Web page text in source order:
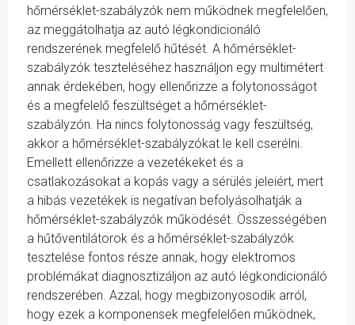
hőmérséklet-szabályzók nem működnek megfelelően,
az meggátolhatja az autó légkondicionáló
rendszerének megfelelő hűtését. A hőmérséklet-
szabályzók teszteléséhez használjon egy multimétert
annak érdekében, hogy ellenőrizze a folytonosságot
és a megfelelő feszültséget a hőmérséklet-
szabályzón. Ha nincs folytonosság vagy feszültség,
akkor a hőmérséklet-szabályzókat le kell cserélni.
Emellett ellenőrizze a vezetékeket és a
csatlakozásokat a kopás vagy a sérülés jeleiért, mert
a hibás vezetékek is negatívan befolyásolhatják a
hőmérséklet-szabályzók működését. Összességében
a hűtőventilátorok és a hőmérséklet-szabályzók
tesztelése fontos része annak, hogy elektromos
problémákat diagnosztizáljon az autó légkondicionáló
rendszerében. Azzal, hogy megbizonyosodik arról,
hogy ezek a komponensek megfelelően működnek,